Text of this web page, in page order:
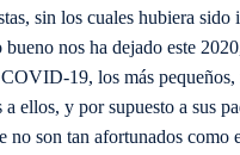
sin los cuales hubiera sido
nos ha dejado este
19, los más pequeños,
ellos, y por supuesto a sus
son tan afortunados como